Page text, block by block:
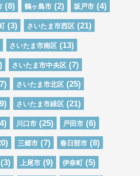
(8) 鶴ヶ島市 (2) 坂戸市 (4)
(3) さいたま市西区 (21)
さいたま市南区 (13)
さいたま市中央区 (7)
さいたま市北区 (25)
さいたま市緑区 (21)
川口市 (25) 戸田市 (6)
三郷市 (7) 春日部市 (8)
(3) 上尾市 (9) 伊奈町 (5)